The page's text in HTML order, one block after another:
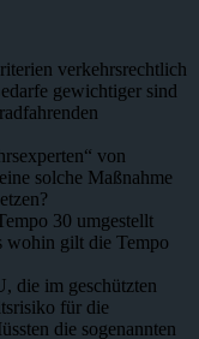
verkehrsrechtlich
gewichtiger sind
von
solche Maßnahme
30 umgestellt
wohin gilt die Tempo
die im geschützten
für die
die sogenannten